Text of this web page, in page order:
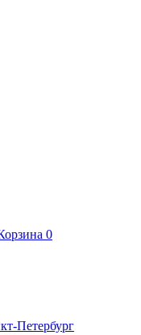
0
Петербург